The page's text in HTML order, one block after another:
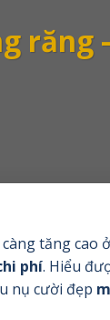
tăng
phí. Hiểu
nụ cười đẹp